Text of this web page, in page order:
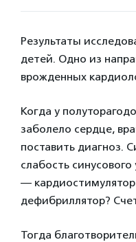
Результаты
детей. Одно из
врожденных
Когда у
заболело сердце,
поставить диагноз.
слабость
—
дефибриллятор?
Тогда